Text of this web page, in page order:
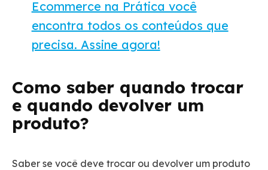
Ecommerce na Prática você
encontra todos os conteúdos que
precisa. Assine agora!
Como saber quando trocar
e quando devolver um
produto?
Saber se você deve trocar ou devolver um produto